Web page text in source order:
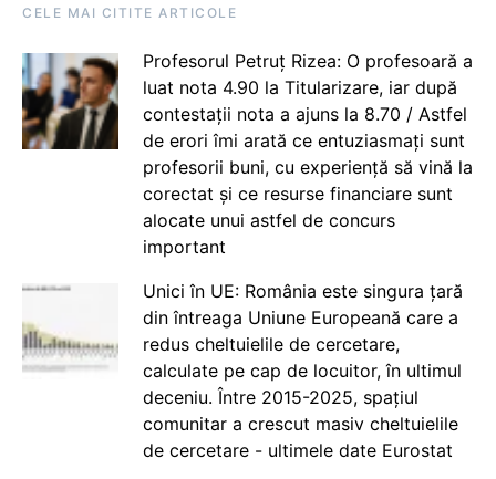
CELE MAI CITITE ARTICOLE
Profesorul Petruț Rizea: O profesoară a
luat nota 4.90 la Titularizare, iar după
contestații nota a ajuns la 8.70 / Astfel
de erori îmi arată ce entuziasmați sunt
profesorii buni, cu experiență să vină la
corectat și ce resurse financiare sunt
alocate unui astfel de concurs
important
Unici în UE: România este singura țară
din întreaga Uniune Europeană care a
redus cheltuielile de cercetare,
calculate pe cap de locuitor, în ultimul
deceniu. Între 2015-2025, spațiul
comunitar a crescut masiv cheltuielile
de cercetare - ultimele date Eurostat